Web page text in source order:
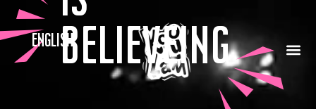
Englishbelieveing